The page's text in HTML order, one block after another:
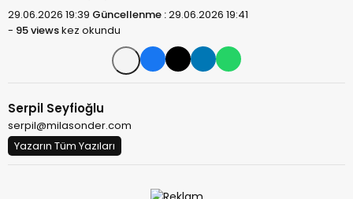
29.06.2026 19:39 Güncellenme :29.06.2026 19:41
- 95 viewskez okundu
Serpil Seyfioğlu
serpil@milasonder.com
Yazarın Tüm Yazıları